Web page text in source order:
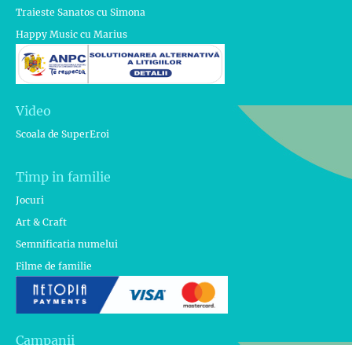
Traieste Sanatos cu Simona
Happy Music cu Marius
Video
Scoala de SuperEroi
Timp in familie
Jocuri
Art & Craft
Semnificatia numelui
Filme de familie
Campanii